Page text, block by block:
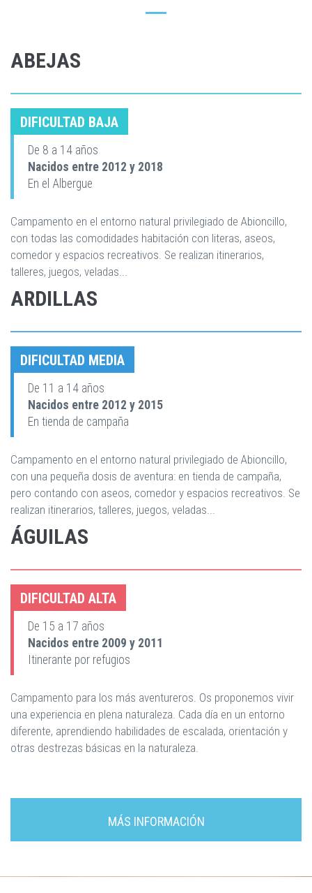
ABEJAS
DIFICULTAD BAJA
De 8 a 14 años
Nacidos entre 2012 y 2018
En el Albergue
Campamento en el entorno natural privilegiado de Abioncillo,
con todas las comodidades habitación con literas, aseos,
comedor y espacios recreativos. Se realizan itinerarios,
talleres, juegos, veladas...
ARDILLAS
DIFICULTAD MEDIA
De 11 a 14 años
Nacidos entre 2012 y 2015
En tienda de campaña
Campamento en el entorno natural privilegiado de Abioncillo,
con una pequeña dosis de aventura: en tienda de campaña,
pero contando con aseos, comedor y espacios recreativos. Se
realizan itinerarios, talleres, juegos, veladas...
ÁGUILAS
DIFICULTAD ALTA
De 15 a 17 años
Nacidos entre 2009 y 2011
Itinerante por refugios
Campamento para los más aventureros. Os proponemos vivir
una experiencia en plena naturaleza. Cada día en un entorno
diferente, aprendiendo habilidades de escalada, orientación y
otras destrezas básicas en la naturaleza.
MÁS INFORMACIÓN